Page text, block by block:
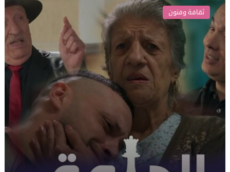
جزائري
يثير
ضجة
بعد
ظهور
اسم
تنظيم
إرهابي
في
أحد
مشاهده!
ثقافة وفنون